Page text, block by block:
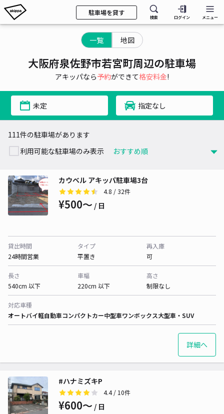
駐車場を貸す
検索 ログイン メニュー
一覧 地図
大阪府泉佐野市若宮町周辺の駐車場
アキッパなら予約ができて格安料金!
未定 指定なし
111件の駐車場があります
利用可能な駐車場のみ表示
カウベル アキッパ駐車場3台
4.8 / 32件
¥500〜 / 日
貸出時間
24時間営業
タイプ
平置き
再入庫
可
長さ
540cm 以下
車幅
220cm 以下
高さ
制限なし
対応車種
オートバイ軽自動車コンパクトカー中型車ワンボックス大型車・SUV
詳細へ
#ハナミズキP
4.4/ 10件
¥600〜 / 日